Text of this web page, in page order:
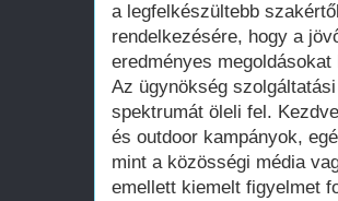
a legfelkészültebb
rendelkezésére, hogy a
eredményes
Az ügynökség
spektrumát öleli fel.
és outdoor kampányok,
mint a közösségi média
emellett kiemelt figyelmet